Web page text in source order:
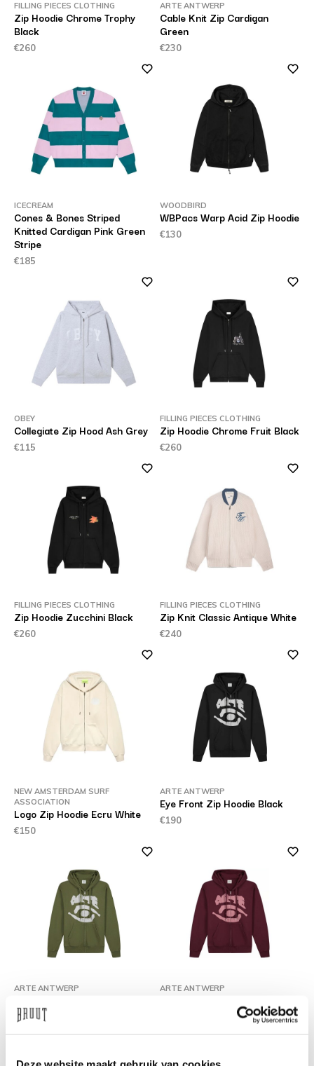
FILLING PIECES CLOTHING
Zip Hoodie Chrome Trophy
Black
€260
ARTE ANTWERP
Cable Knit Zip Cardigan
Green
€230
ICECREAM
Cones & Bones Striped
Knitted Cardigan Pink Green
Stripe
€185
WOODBIRD
WBPacs Warp Acid Zip Hoodie
€130
OBEY
Collegiate Zip Hood Ash Grey
€115
FILLING PIECES CLOTHING
Zip Hoodie Chrome Fruit Black
€260
FILLING PIECES CLOTHING
Zip Hoodie Zucchini Black
€260
FILLING PIECES CLOTHING
Zip Knit Classic Antique White
€240
NEW AMSTERDAM SURF
ASSOCIATION
Logo Zip Hoodie Ecru White
€150
ARTE ANTWERP
Eye Front Zip Hoodie Black
€190
ARTE ANTWERP
€190
ARTE ANTWERP